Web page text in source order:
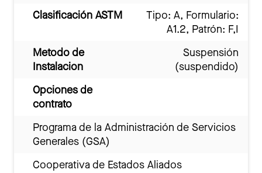
Clasificación ASTM
Tipo: A, Formulario:
A1.2, Patrón: F,I
Metodo de
Instalacion
Suspensión
(suspendido)
Opciones de
contrato
Programa de la Administración de Servicios
Generales (GSA)
Cooperativa de Estados Aliados